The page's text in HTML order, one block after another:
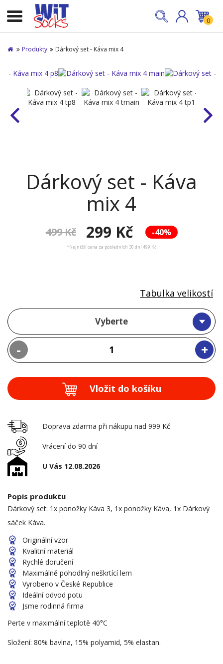
0
Produkty Dárkový set - Káva mix 4
Dárkový set - Káva
mix 4
-40%
499 Kč 299 Kč
*Nejnižší cena za posledních 30 dní 499 Kč
Vyberte
- +
Tabulka velikostí
Vložit do košíku
Doprava zdarma při nákupu nad 999 Kč
Vrácení do 90 dní
U Vás 12.08.2026
Popis produktu
Dárkový set: 1x ponožky Káva 3, 1x ponožky Káva, 1x Dárkový
sáček Káva.
Originální vzor
Kvalitní materiál
Rychlé doručení
Maximálně pohodlný neškrtící lem
Vyrobeno v České Republice
Ideální odvod potu
Jsme rodinná firma
Perte v maximální teplotě 40°C
Složení: 80% bavlna, 15% polyamid, 5% elastan.